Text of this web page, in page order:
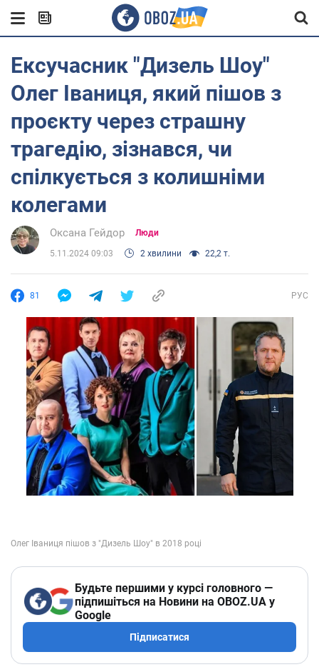
Ексучасник "Дизель Шоу"
Олег Іваниця, який пішов з
проєкту через страшну
трагедію, зізнався, чи
спілкується з колишніми
колегами
Оксана Гейдор Люди
5.11.2024 09:03 2 хвилини 22,2 т.
81 РУС
Будьте першими у курсі головного —
підпишіться на Новини на OBOZ.UA у
Google
Підписатися